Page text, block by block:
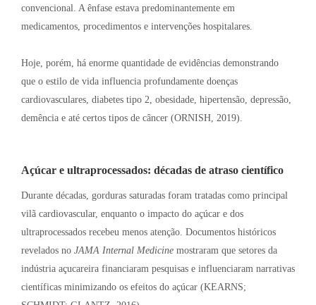
convencional. A ênfase estava predominantemente em
medicamentos, procedimentos e intervenções hospitalares.
Hoje, porém, há enorme quantidade de evidências demonstrando
que o estilo de vida influencia profundamente doenças
cardiovasculares, diabetes tipo 2, obesidade, hipertensão, depressão,
demência e até certos tipos de câncer (ORNISH, 2019).
Açúcar e ultraprocessados: décadas de atraso científico
Durante décadas, gorduras saturadas foram tratadas como principal
vilã cardiovascular, enquanto o impacto do açúcar e dos
ultraprocessados recebeu menos atenção. Documentos históricos
revelados no JAMA Internal Medicine mostraram que setores da
indústria açucareira financiaram pesquisas e influenciaram narrativas
científicas minimizando os efeitos do açúcar (KEARNS;